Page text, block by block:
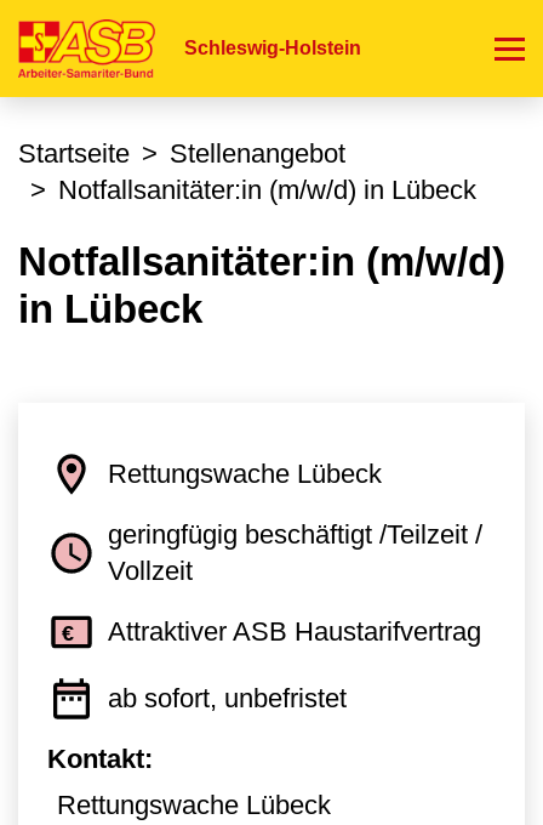
zum
Schleswig-Holstein
Startseite
Stellenangebot
Notfallsanitäter:in (m/w/d) in Lübeck
Notfallsanitäter:in (m/w/d)
in Lübeck
Rettungswache Lübeck
geringfügig beschäftigt /Teilzeit /
Vollzeit
Attraktiver ASB Haustarifvertrag
ab sofort, unbefristet
Kontakt:
Rettungswache Lübeck